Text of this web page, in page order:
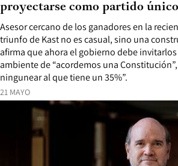
21 MAYO
Asesor cercano de los ganadores en la
triunfo de Kast no es casual, sino una
afirma que ahora el gobierno debe invitarlos
ambiente de “acordemos una
ningunear al que tiene un 35%”.
proyectarse como partido